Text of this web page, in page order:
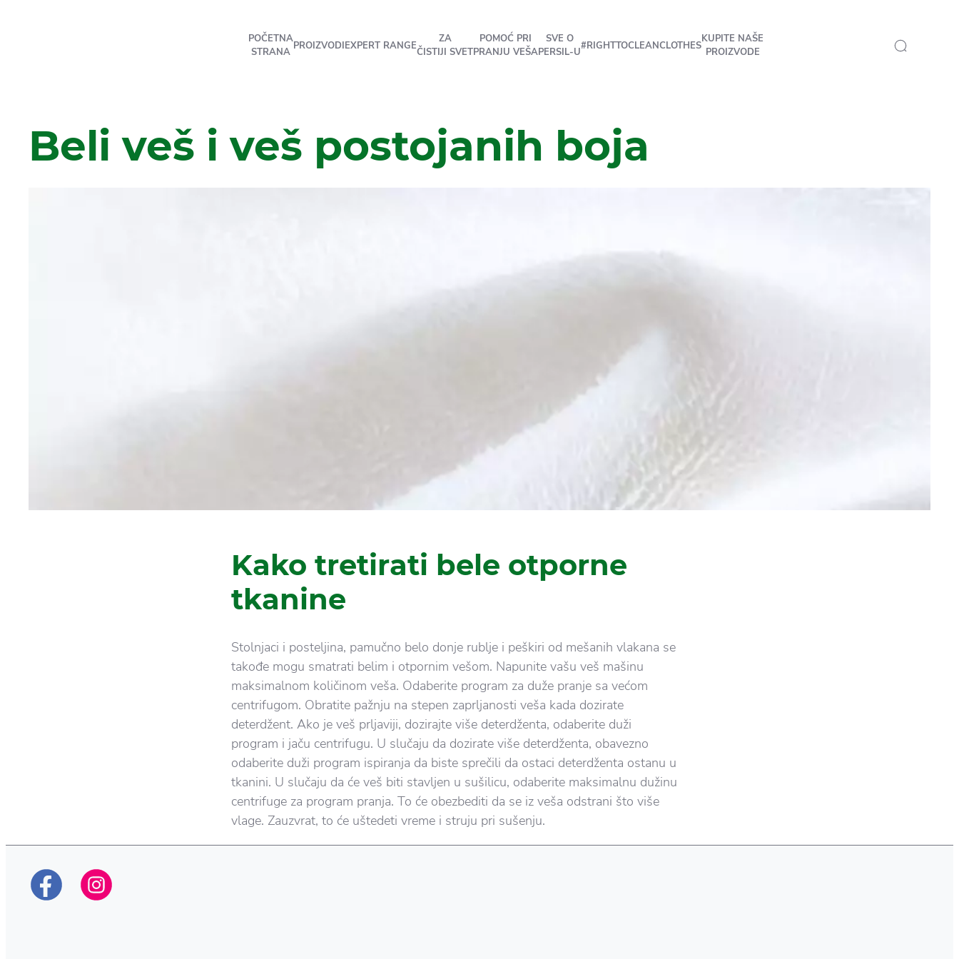
POČETNA
STRANA
PROIZVODIEXPERT RANGE
ZA
ČISTIJI SVET
POMOĆ PRI
PRANJU VEŠA
SVE O
PERSIL-U
#RIGHTTOCLEANCLOTHES
KUPITE NAŠE
PROIZVODE
Beli veš i veš postojanih boja
Kako tretirati bele otporne
tkanine
Stolnjaci i posteljina, pamučno belo donje rublje i peškiri od mešanih vlakana se
takođe mogu smatrati belim i otpornim vešom. Napunite vašu veš mašinu
maksimalnom količinom veša. Odaberite program za duže pranje sa većom
centrifugom. Obratite pažnju na stepen zaprljanosti veša kada dozirate
deterdžent. Ako je veš prljaviji, dozirajte više deterdženta, odaberite duži
program i jaču centrifugu. U slučaju da dozirate više deterdženta, obavezno
odaberite duži program ispiranja da biste sprečili da ostaci deterdženta ostanu u
tkanini. U slučaju da će veš biti stavljen u sušilicu, odaberite maksimalnu dužinu
centrifuge za program pranja. To će obezbediti da se iz veša odstrani što više
vlage. Zauzvrat, to će uštedeti vreme i struju pri sušenju.